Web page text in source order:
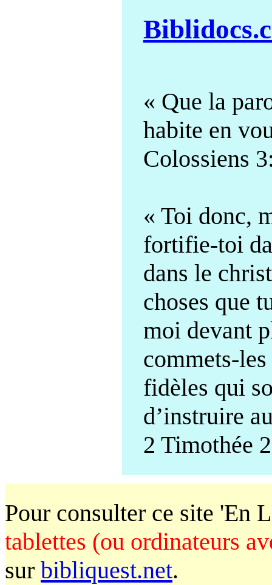
« Que la
habite en
Colossiens
« Toi donc,
fortifie-toi
dans le
choses que
moi devant
commets-
fidèles qui
d’instruire
2 Timothée
Pour consulter ce site 'En
tablettes (ou ordinateurs
sur bibliquest.net.